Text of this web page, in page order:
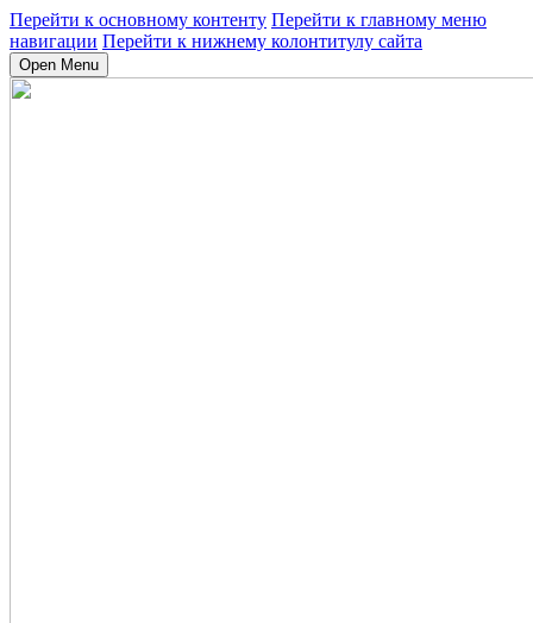
Перейти к основному контенту Перейти к главному меню
навигации Перейти к нижнему колонтитулу сайта
Open Menu